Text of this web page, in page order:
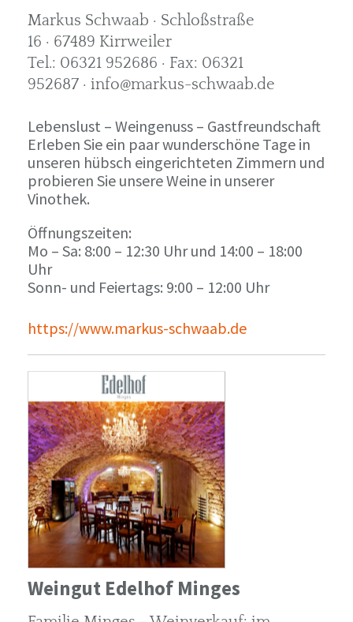
Markus Schwaab · Schloßstraße
16 · 67489 Kirrweiler
Tel.: 06321 952686 · Fax: 06321
952687 · info@markus-schwaab.de
Lebenslust – Weingenuss – Gastfreundschaft
Erleben Sie ein paar wunderschöne Tage in
unseren hübsch eingerichteten Zimmern und
probieren Sie unsere Weine in unserer
Vinothek.
Öffnungszeiten:
Mo – Sa: 8:00 – 12:30 Uhr und 14:00 – 18:00
Uhr
Sonn- und Feiertags: 9:00 – 12:00 Uhr
https://www.markus-schwaab.de
Weingut Edelhof Minges